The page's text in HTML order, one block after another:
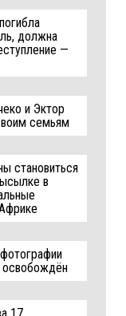
должна
—
и Эктор
семьям
становиться
в